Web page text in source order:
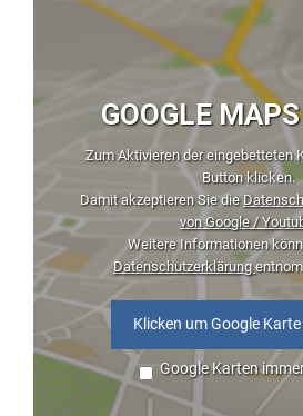
GOOGLE
Zum Aktivieren der eingebetteten
Button klicken.
Damit akzeptieren Sie die
von Google /
Weitere Informationen
Datenschutzerklärung
Klicken um Google
Google Karten